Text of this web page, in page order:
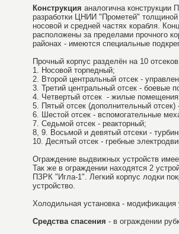
Конструкция аналогична конструкции
разработки ЦНИИ "Прометей"
носовой и средней частях корабля.
расположены за пределами прочного
районах - имеются специальные
Прочный корпус разделён на 10
1. Носовой торпедный;
2. Второй центральный отсек -
3. Третий центральный отсек - боевые
4. Четвертый отсек - жилые
5. Пятый отсек (дополнительный
6. Шестой отсек - вспомогательные
7. Седьмой отсек - реакторный;
8, 9. Восьмой и девятый отсеки -
10. Десятый отсек - гребные
Ограждение выдвижных устройств
Так же в ограждении находятся 2
ПЗРК "Игла-1". Легкий корпус лодки
устройство.
Холодильная установка - модификация
Средства спасения - в ограждении